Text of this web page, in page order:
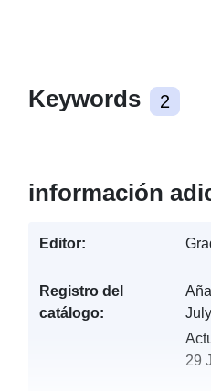
Keywords 2
información
Editor:
Registro del
catálogo:
29